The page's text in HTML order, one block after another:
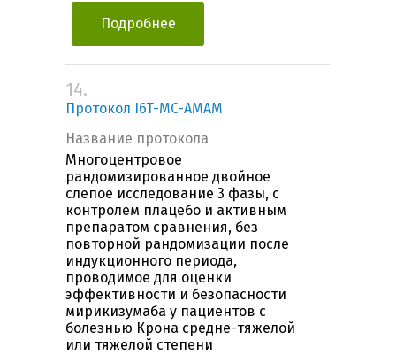
Подробнее
14.
Протокол I6T-MC-AMAM
Название протокола
Многоцентровое
рандомизированное двойное
слепое исследование 3 фазы, с
контролем плацебо и активным
препаратом сравнения, без
повторной рандомизации после
индукционного периода,
проводимое для оценки
эффективности и безопасности
мирикизумаба у пациентов с
болезнью Крона средне-тяжелой
или тяжелой степени